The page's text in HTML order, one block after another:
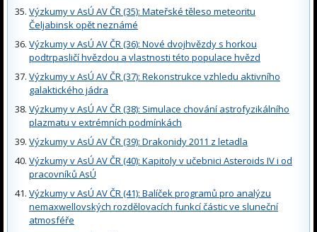
Výzkumy v AsÚ AV ČR (35): Mateřské těleso meteoritu
Čeljabinsk opět neznámé
Výzkumy v AsÚ AV ČR (36): Nové dvojhvězdy s horkou
podtrpasličí hvězdou a vlastnosti této populace hvězd
Výzkumy v AsÚ AV ČR (37): Rekonstrukce vzhledu aktivního
galaktického jádra
Výzkumy v AsÚ AV ČR (38): Simulace chování astrofyzikálního
plazmatu v extrémních podmínkách
Výzkumy v AsÚ AV ČR (39): Drakonidy 2011 z letadla
Výzkumy v AsÚ AV ČR (40): Kapitoly v učebnici Asteroids IV i od
pracovníků AsÚ
Výzkumy v AsÚ AV ČR (41): Balíček programů pro analýzu
nemaxwellovských rozdělovacích funkcí částic ve sluneční
atmosféře